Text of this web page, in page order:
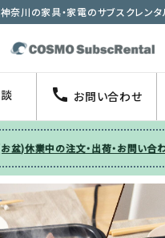
奈川の家具・家電のサブスクレンタ
call お問い合わせ
盆)休業中の注文・出荷・お問い合